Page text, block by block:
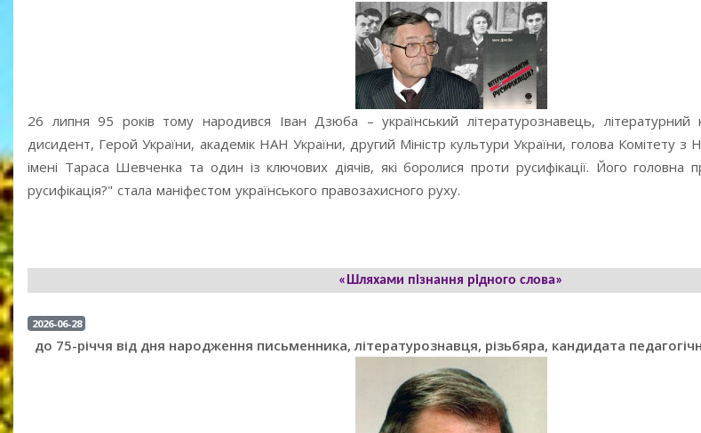
26 липня 95 років тому народився Іван Дзюба – український літературознавець, літературний
дисидент, Герой України, академік НАН України, другий Міністр культури України, голова Комітету з
імені Тараса Шевченка та один із ключових діячів, які боролися проти русифікації. Його головна
русифікація?" стала маніфестом українського правозахисного руху.
«Шляхами пізнання рідного слова»
2026-06-28
до 75-річчя від дня народження письменника, літературознавця, різьбяра, кандидата